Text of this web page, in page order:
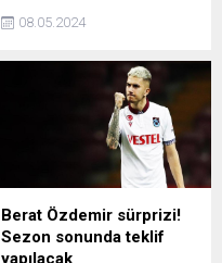
8. Birleşmiş Milletler Avrupa
Forumunda konuştu.
08.05.2024
Berat Özdemir sürprizi!
Sezon sonunda teklif
yapılacak